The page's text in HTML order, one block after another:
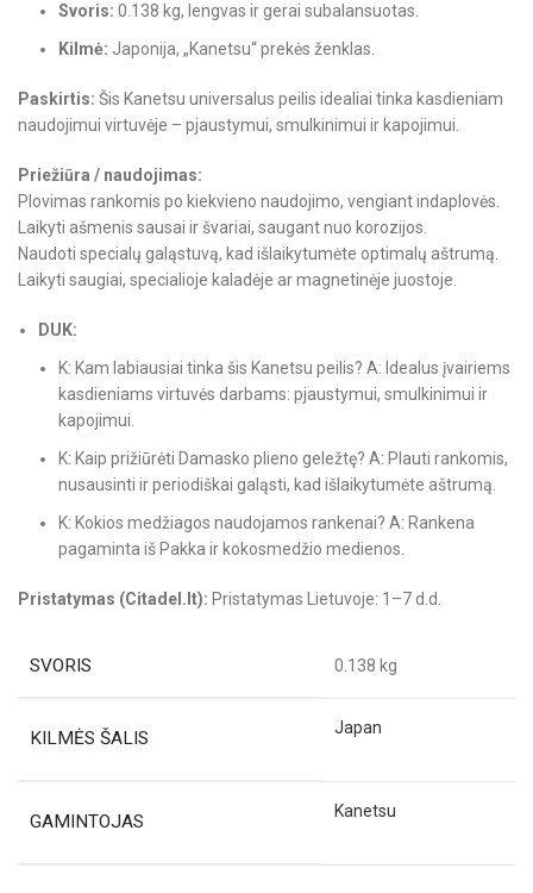
Svoris: 0.138 kg, lengvas ir gerai subalansuotas.
Kilmė: Japonija, „Kanetsu“ prekės ženklas.
Paskirtis: Šis Kanetsu universalus peilis idealiai tinka kasdieniam
naudojimui virtuvėje – pjaustymui, smulkinimui ir kapojimui.
Priežiūra / naudojimas:
Plovimas rankomis po kiekvieno naudojimo, vengiant indaplovės.
Laikyti ašmenis sausai ir švariai, saugant nuo korozijos.
Naudoti specialų galąstuvą, kad išlaikytumėte optimalų aštrumą.
Laikyti saugiai, specialioje kaladėje ar magnetinėje juostoje.
DUK:
K: Kam labiausiai tinka šis Kanetsu peilis? A: Idealus įvairiems
kasdieniams virtuvės darbams: pjaustymui, smulkinimui ir
kapojimui.
K: Kaip prižiūrėti Damasko plieno geležtę? A: Plauti rankomis,
nusausinti ir periodiškai galąsti, kad išlaikytumėte aštrumą.
K: Kokios medžiagos naudojamos rankenai? A: Rankena
pagaminta iš Pakka ir kokosmedžio medienos.
Pristatymas (Citadel.lt): Pristatymas Lietuvoje: 1–7 d.d.
SVORIS 0.138 kg
KILMĖS ŠALIS Japan
GAMINTOJAS Kanetsu